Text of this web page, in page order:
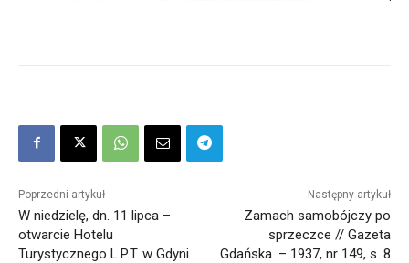
Poprzedni artykuł
W niedzielę, dn. 11 lipca –
otwarcie Hotelu
Turystycznego L.P.T. w Gdyni
Następny artykuł
Zamach samobójczy po
sprzeczce // Gazeta
Gdańska. – 1937, nr 149, s. 8